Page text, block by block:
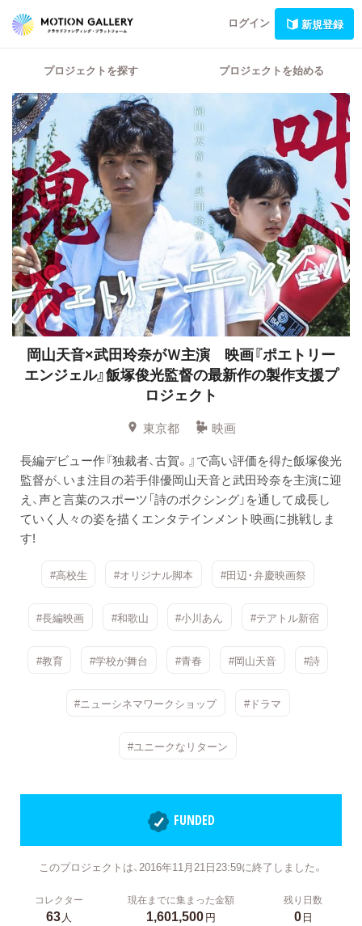
ログイン 新規登録
プロジェクトを探す プロジェクトを始める
岡山天音×武田玲奈がＷ主演 映画『ポエトリー
エンジェル』飯塚俊光監督の最新作の製作支援プ
ロジェクト
東京都
映画
長編デビュー作『独裁者、古賀。』で高い評価を得た飯塚俊光
監督が、いま注目の若手俳優岡山天音と武田玲奈を主演に迎
え、声と言葉のスポーツ「詩のボクシング」を通して成長し
ていく人々の姿を描くエンタテインメント映画に挑戦しま
す!
#高校生 #オリジナル脚本 #田辺・弁慶映画祭
#長編映画 #和歌山 #小川あん #テアトル新宿
#教育 #学校が舞台 #青春 #岡山天音 #詩
#ニューシネマワークショップ #ドラマ
#ユニークなリターン
FUNDED
このプロジェクトは、2016年11月21日23:59に終了しました。
コレクター
63人
現在までに集まった金額
1,601,500円
残り日数
0日